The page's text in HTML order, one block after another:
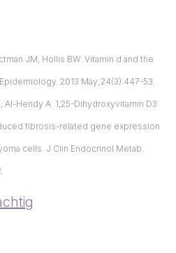
JM, Hollis BW. Vitamin d and the
2013 May;24(3):447-53.
Al-Hendy A. 1,25-Dihydroxyvitamin D3
fibrosis-related gene expression
cells. J Clin Endocrinol Metab.